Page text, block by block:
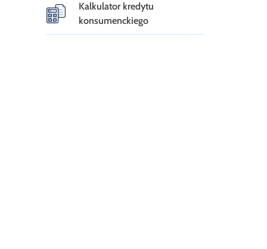
Kalkulator kredytu
konsumenckiego